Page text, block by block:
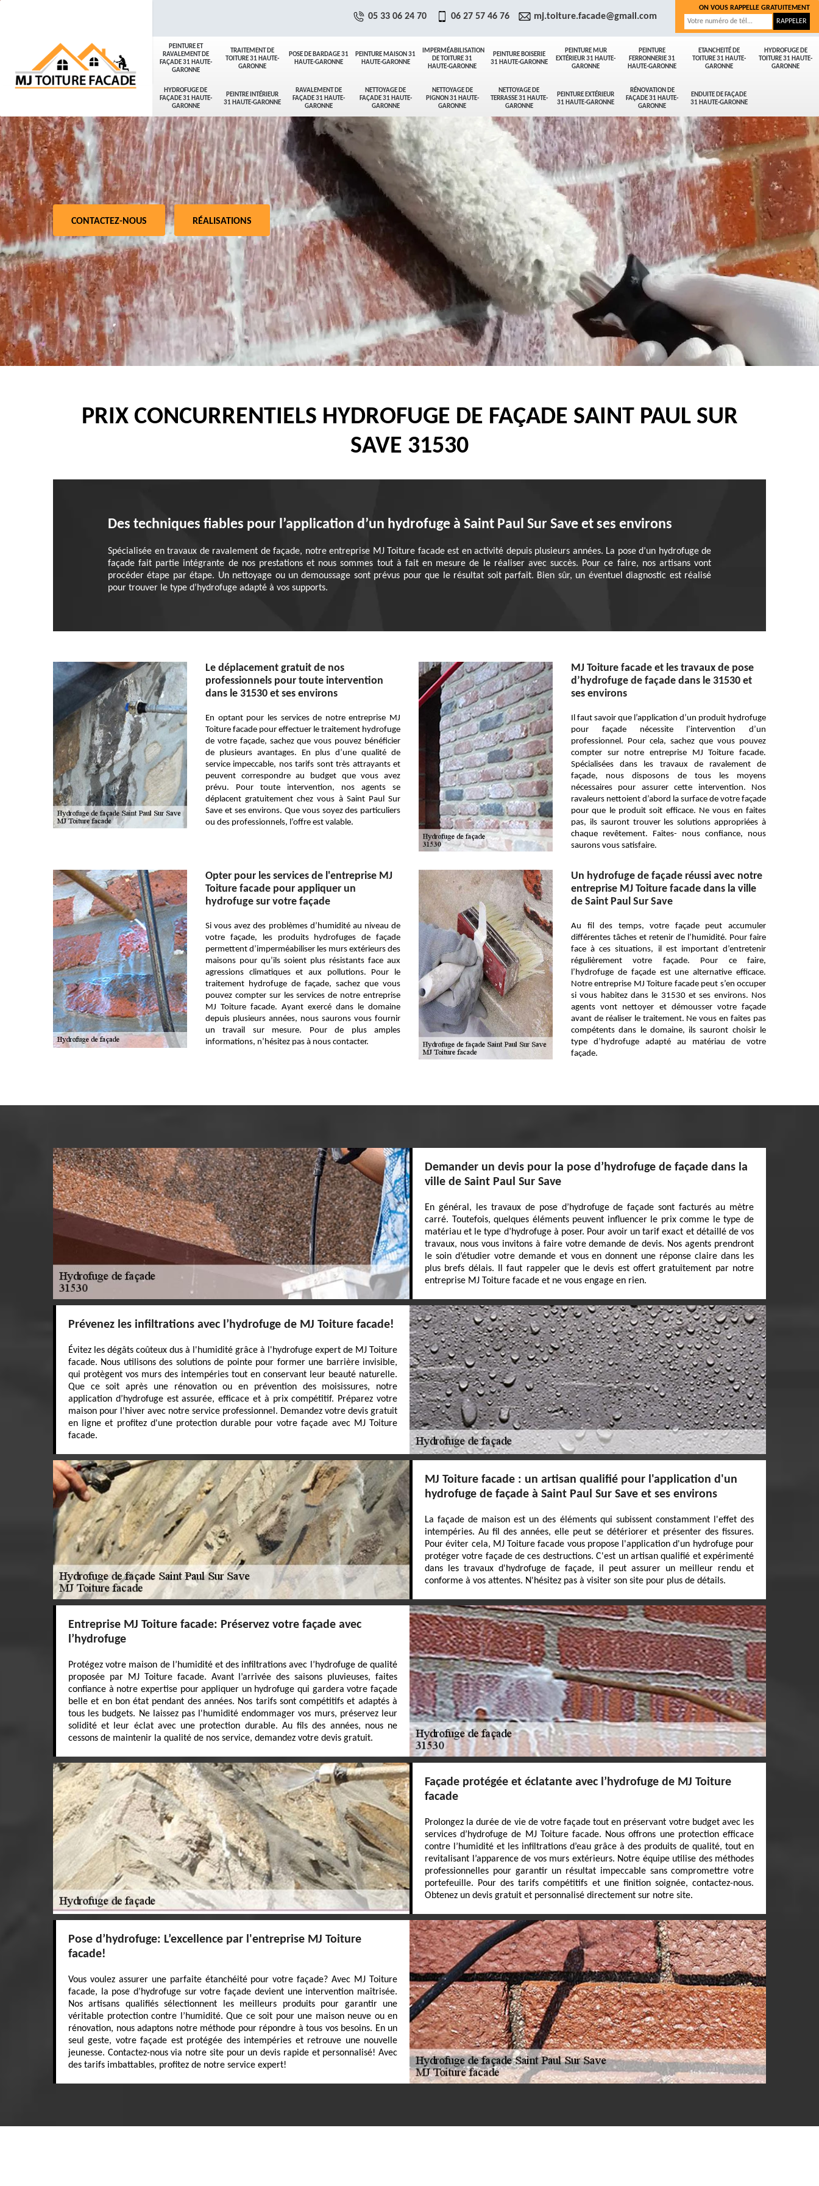
PEINTURE ET
RAVALEMENT DE
FAÇADE 31 HAUTE-
GARONNE
TRAITEMENT DE
TOITURE 31 HAUTE-
GARONNE
POSE DE BARDAGE 31
HAUTE-GARONNE
PEINTURE MAISON 31
HAUTE-GARONNE
IMPERMÉABILISATION
DE TOITURE 31
HAUTE-GARONNE
PEINTURE BOISERIE
31 HAUTE-GARONNE
PEINTURE MUR
EXTÉRIEUR 31 HAUTE-
GARONNE
PEINTURE
FERRONNERIE 31
HAUTE-GARONNE
ETANCHEITÉ DE
TOITURE 31 HAUTE-
GARONNE
HYDROFUGE DE
TOITURE 31 HAUTE-
GARONNE
HYDROFUGE DE
FAÇADE 31 HAUTE-
GARONNE
PEINTRE INTÉRIEUR
31 HAUTE-GARONNE
RAVALEMENT DE
FAÇADE 31 HAUTE-
GARONNE
NETTOYAGE DE
FAÇADE 31 HAUTE-
GARONNE
NETTOYAGE DE
PIGNON 31 HAUTE-
GARONNE
NETTOYAGE DE
TERRASSE 31 HAUTE-
GARONNE
PEINTURE EXTÉRIEUR
31 HAUTE-GARONNE
RÉNOVATION DE
FAÇADE 31 HAUTE-
GARONNE
ENDUITE DE FAÇADE
31 HAUTE-GARONNE
05 33 06 24 70 06 27 57 46 76 mj.toiture.facade@gmail.com
ON VOUS RAPPELLE GRATUITEMENT
CONTACTEZ-NOUS RÉALISATIONS
PRIX CONCURRENTIELS HYDROFUGE DE FAÇADE SAINT PAUL SUR
SAVE 31530
Des techniques fiables pour l’application d’un hydrofuge à Saint Paul Sur Save et ses environs
Spécialisée en travaux de ravalement de façade, notre entreprise MJ Toiture facade est en activité depuis plusieurs années. La pose d’un hydrofuge de
façade fait partie intégrante de nos prestations et nous sommes tout à fait en mesure de le réaliser avec succès. Pour ce faire, nos artisans vont
procéder étape par étape. Un nettoyage ou un demoussage sont prévus pour que le résultat soit parfait. Bien sûr, un éventuel diagnostic est réalisé
pour trouver le type d’hydrofuge adapté à vos supports.
Le déplacement gratuit de nos
professionnels pour toute intervention
dans le 31530 et ses environs
En optant pour les services de notre entreprise MJ
Toiture facade pour effectuer le traitement hydrofuge
de votre façade, sachez que vous pouvez bénéficier
de plusieurs avantages. En plus d’une qualité de
service impeccable, nos tarifs sont très attrayants et
peuvent correspondre au budget que vous avez
prévu. Pour toute intervention, nos agents se
déplacent gratuitement chez vous à Saint Paul Sur
Save et ses environs. Que vous soyez des particuliers
ou des professionnels, l’offre est valable.
MJ Toiture facade et les travaux de pose
d’hydrofuge de façade dans le 31530 et
ses environs
Il faut savoir que l’application d’un produit hydrofuge
pour façade nécessite l’intervention d’un
professionnel. Pour cela, sachez que vous pouvez
compter sur notre entreprise MJ Toiture facade.
Spécialisées dans les travaux de ravalement de
façade, nous disposons de tous les moyens
nécessaires pour assurer cette intervention. Nos
ravaleurs nettoient d’abord la surface de votre façade
pour que le produit soit efficace. Ne vous en faites
pas, ils sauront trouver les solutions appropriées à
chaque revêtement. Faites- nous confiance, nous
saurons vous satisfaire.
Opter pour les services de l'entreprise MJ
Toiture facade pour appliquer un
hydrofuge sur votre façade
Si vous avez des problèmes d’humidité au niveau de
votre façade, les produits hydrofuges de façade
permettent d’imperméabiliser les murs extérieurs des
maisons pour qu’ils soient plus résistants face aux
agressions climatiques et aux pollutions. Pour le
traitement hydrofuge de façade, sachez que vous
pouvez compter sur les services de notre entreprise
MJ Toiture facade. Ayant exercé dans le domaine
depuis plusieurs années, nous saurons vous fournir
un travail sur mesure. Pour de plus amples
informations, n’hésitez pas à nous contacter.
Un hydrofuge de façade réussi avec notre
entreprise MJ Toiture facade dans la ville
de Saint Paul Sur Save
Au fil des temps, votre façade peut accumuler
différentes tâches et retenir de l’humidité. Pour faire
face à ces situations, il est important d’entretenir
régulièrement votre façade. Pour ce faire,
l’hydrofuge de façade est une alternative efficace.
Notre entreprise MJ Toiture facade peut s’en occuper
si vous habitez dans le 31530 et ses environs. Nos
agents vont nettoyer et démousser votre façade
avant de réaliser le traitement. Ne vous en faites pas
compétents dans le domaine, ils sauront choisir le
type d’hydrofuge adapté au matériau de votre
façade.
Demander un devis pour la pose d’hydrofuge de façade dans la
ville de Saint Paul Sur Save
En général, les travaux de pose d’hydrofuge de façade sont facturés au mètre
carré. Toutefois, quelques éléments peuvent influencer le prix comme le type de
matériau et le type d’hydrofuge à poser. Pour avoir un tarif exact et détaillé de vos
travaux, nous vous invitons à faire votre demande de devis. Nos agents prendront
le soin d’étudier votre demande et vous en donnent une réponse claire dans les
plus brefs délais. Il faut rappeler que le devis est offert gratuitement par notre
entreprise MJ Toiture facade et ne vous engage en rien.
Prévenez les infiltrations avec l’hydrofuge de MJ Toiture facade!
Évitez les dégâts coûteux dus à l'humidité grâce à l'hydrofuge expert de MJ Toiture
facade. Nous utilisons des solutions de pointe pour former une barrière invisible,
qui protègent vos murs des intempéries tout en conservant leur beauté naturelle.
Que ce soit après une rénovation ou en prévention des moisissures, notre
application d’hydrofuge est assurée, efficace et à prix compétitif. Préparez votre
maison pour l'hiver avec notre service professionnel. Demandez votre devis gratuit
en ligne et profitez d'une protection durable pour votre façade avec MJ Toiture
facade.
MJ Toiture facade : un artisan qualifié pour l'application d'un
hydrofuge de façade à Saint Paul Sur Save et ses environs
La façade de maison est un des éléments qui subissent constamment l'effet des
intempéries. Au fil des années, elle peut se détériorer et présenter des fissures.
Pour éviter cela, MJ Toiture facade vous propose l'application d'un hydrofuge pour
protéger votre façade de ces destructions. C'est un artisan qualifié et expérimenté
dans les travaux d'hydrofuge de façade, il peut assurer un meilleur rendu et
conforme à vos attentes. N'hésitez pas à visiter son site pour plus de détails.
Entreprise MJ Toiture facade: Préservez votre façade avec
l’hydrofuge
Protégez votre maison de l’humidité et des infiltrations avec l’hydrofuge de qualité
proposée par MJ Toiture facade. Avant l’arrivée des saisons pluvieuses, faites
confiance à notre expertise pour appliquer un hydrofuge qui gardera votre façade
belle et en bon état pendant des années. Nos tarifs sont compétitifs et adaptés à
tous les budgets. Ne laissez pas l'humidité endommager vos murs, préservez leur
solidité et leur éclat avec une protection durable. Au fils des années, nous ne
cessons de maintenir la qualité de nos service, demandez votre devis gratuit.
Façade protégée et éclatante avec l’hydrofuge de MJ Toiture
facade
Prolongez la durée de vie de votre façade tout en préservant votre budget avec les
services d’hydrofuge de MJ Toiture facade. Nous offrons une protection efficace
contre l’humidité et les infiltrations d’eau grâce à des produits de qualité, tout en
revitalisant l’apparence de vos murs extérieurs. Notre équipe utilise des méthodes
professionnelles pour garantir un résultat impeccable sans compromettre votre
portefeuille. Pour des tarifs compétitifs et une finition soignée, contactez-nous.
Obtenez un devis gratuit et personnalisé directement sur notre site.
Pose d’hydrofuge: L’excellence par l'entreprise MJ Toiture
facade!
Vous voulez assurer une parfaite étanchéité pour votre façade? Avec MJ Toiture
facade, la pose d’hydrofuge sur votre façade devient une intervention maîtrisée.
Nos artisans qualifiés sélectionnent les meilleurs produits pour garantir une
véritable protection contre l’humidité. Que ce soit pour une maison neuve ou en
rénovation, nous adaptons notre méthode pour répondre à tous vos besoins. En un
seul geste, votre façade est protégée des intempéries et retrouve une nouvelle
jeunesse. Contactez-nous via notre site pour un devis rapide et personnalisé! Avec
des tarifs imbattables, profitez de notre service expert!